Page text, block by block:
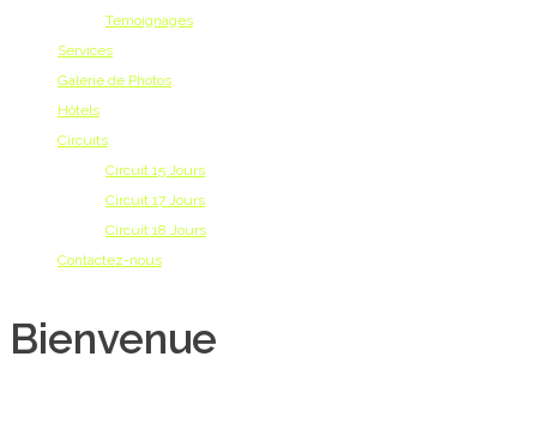
Temoignages
Services
Galerie de Photos
Hôtels
Circuits
Circuit 15 Jours
Circuit 17 Jours
Circuit 18 Jours
Contactez-nous
Bienvenue